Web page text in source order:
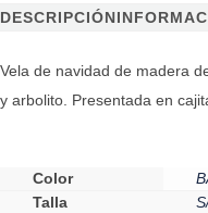
DESCRIPCIÓN
Vela de navidad de madera
y arbolito. Presentada en
Color
Talla